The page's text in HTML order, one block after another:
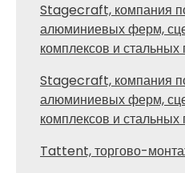
Stagecraft, компания
алюминиевых ферм,
комплексов и
Stagecraft, компания
алюминиевых ферм,
комплексов и
Tattent, торгово-